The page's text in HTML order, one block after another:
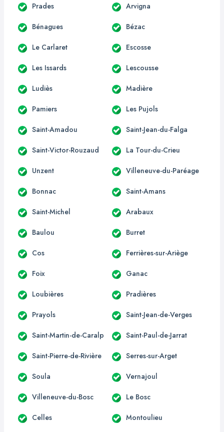
Prades Arvigna
Bénagues Bézac
Le Carlaret Escosse
Les Issards Lescousse
Ludiès Madière
Pamiers Les Pujols
Saint-Amadou Saint-Jean-du-Falga
Saint-Victor-Rouzaud La Tour-du-Crieu
Unzent Villeneuve-du-Paréage
Bonnac Saint-Amans
Saint-Michel Arabaux
Baulou Burret
Cos Ferrières-sur-Ariège
Foix Ganac
Loubières Pradières
Prayols Saint-Jean-de-Verges
Saint-Martin-de-Caralp Saint-Paul-de-Jarrat
Saint-Pierre-de-Rivière Serres-sur-Arget
Soula Vernajoul
Villeneuve-du-Bosc Le Bosc
Celles Montoulieu